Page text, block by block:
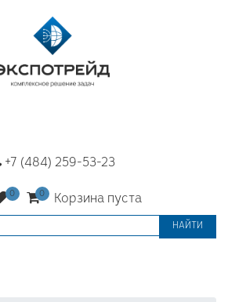
+7 (484) 259-53-23
Корзина пуста
НАЙТИ